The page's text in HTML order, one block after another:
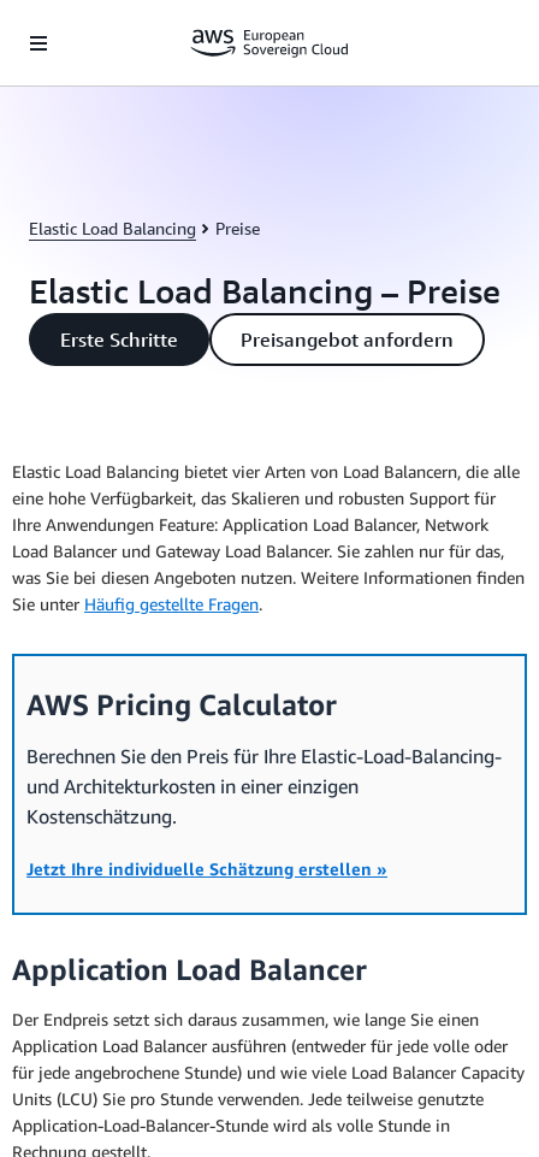
Elastic Load Balancing Preise
Elastic Load Balancing – Preise
Erste Schritte Preisangebot anfordern
Elastic Load Balancing bietet vier Arten von Load Balancern, die alle
eine hohe Verfügbarkeit, das Skalieren und robusten Support für
Ihre Anwendungen Feature: Application Load Balancer, Network
Load Balancer und Gateway Load Balancer. Sie zahlen nur für das,
was Sie bei diesen Angeboten nutzen. Weitere Informationen finden
Sie unter Häufig gestellte Fragen.
AWS Pricing Calculator
Berechnen Sie den Preis für Ihre Elastic-Load-Balancing-
und Architekturkosten in einer einzigen
Kostenschätzung.
Jetzt Ihre individuelle Schätzung erstellen »
Application Load Balancer
Der Endpreis setzt sich daraus zusammen, wie lange Sie einen
Application Load Balancer ausführen (entweder für jede volle oder
für jede angebrochene Stunde) und wie viele Load Balancer Capacity
Units (LCU) Sie pro Stunde verwenden. Jede teilweise genutzte
Application-Load-Balancer-Stunde wird als volle Stunde in
Rechnung gestellt.